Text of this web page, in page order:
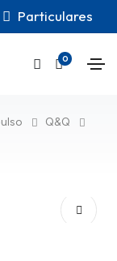
Particulares
0
Q&Q